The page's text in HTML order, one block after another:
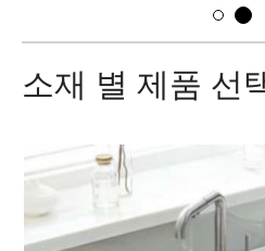
소재 별 제품 선